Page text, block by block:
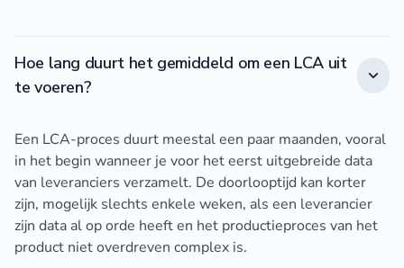
Hoe lang duurt het gemiddeld om een LCA uit
te voeren?
Een LCA-proces duurt meestal een paar maanden, vooral
in het begin wanneer je voor het eerst uitgebreide data
van leveranciers verzamelt. De doorlooptijd kan korter
zijn, mogelijk slechts enkele weken, als een leverancier
zijn data al op orde heeft en het productieproces van het
product niet overdreven complex is.